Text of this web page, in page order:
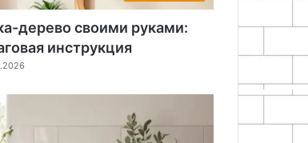
дерево своими руками:
инструкция